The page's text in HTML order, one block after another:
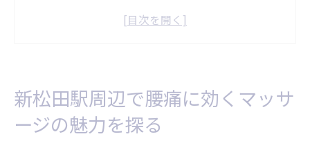
腰痛改善に特化した施術の特徴
初めての方でも安心して受けられるポイン
ト
新松田駅周辺で腰痛に効くマッサ
ージの魅力を探る